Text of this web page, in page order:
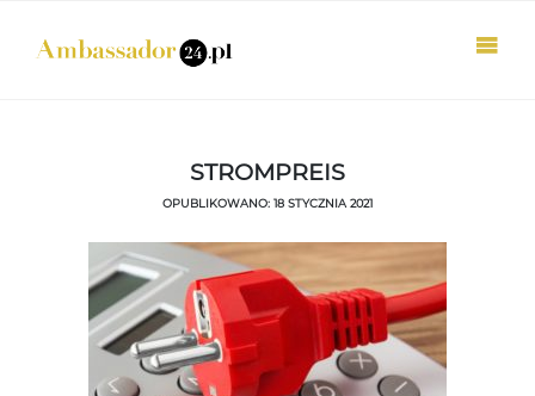
STROMPREIS
OPUBLIKOWANO: 18 STYCZNIA 2021